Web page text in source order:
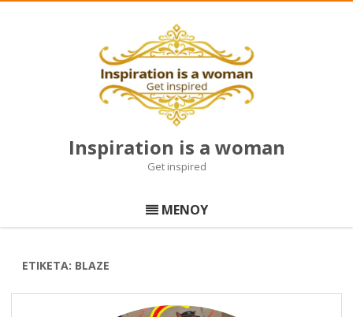
Inspiration is a woman
Get inspired
σε
περιεχόμενο
ΜΕΝΟΥ
ΕΤΙΚΈΤΑ: BLAZE